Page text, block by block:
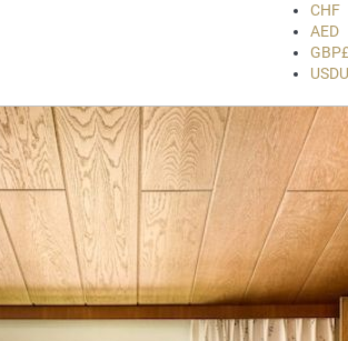
CHF
AED
GBP
USD